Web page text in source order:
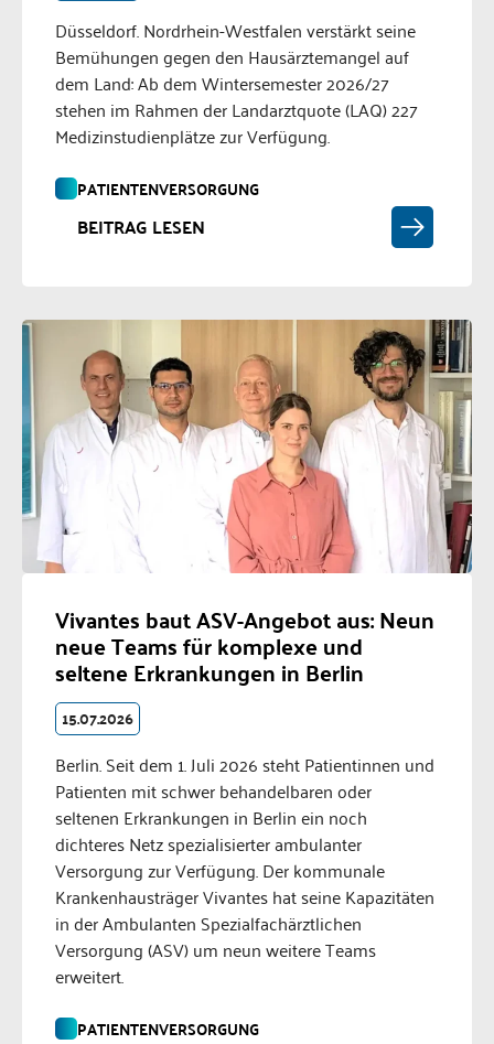
Düsseldorf. Nordrhein-Westfalen verstärkt seine
Bemühungen gegen den Hausärztemangel auf
dem Land: Ab dem Wintersemester 2026/27
stehen im Rahmen der Landarztquote (LAQ) 227
Medizinstudienplätze zur Verfügung.
PATIENTENVERSORGUNG
BEITRAG LESEN
Vivantes baut ASV-Angebot aus: Neun
neue Teams für komplexe und
seltene Erkrankungen in Berlin
15.07.2026
Berlin. Seit dem 1. Juli 2026 steht Patientinnen und
Patienten mit schwer behandelbaren oder
seltenen Erkrankungen in Berlin ein noch
dichteres Netz spezialisierter ambulanter
Versorgung zur Verfügung. Der kommunale
Krankenhausträger Vivantes hat seine Kapazitäten
in der Ambulanten Spezialfachärztlichen
Versorgung (ASV) um neun weitere Teams
erweitert.
PATIENTENVERSORGUNG